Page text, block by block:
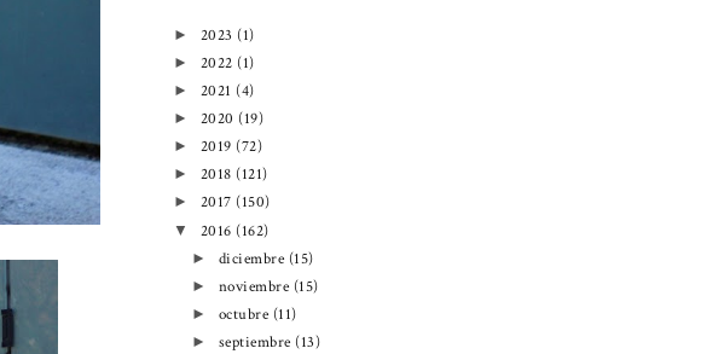
► 2023 (1)
► 2022 (1)
► 2021 (4)
► 2020 (19)
► 2019 (72)
► 2018 (121)
► 2017 (150)
▼ 2016 (162)
► diciembre (15)
► noviembre (15)
► octubre (11)
► septiembre (13)